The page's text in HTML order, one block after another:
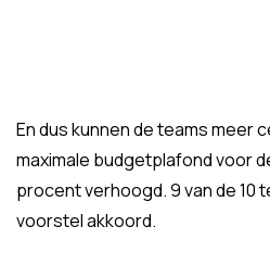
En dus kunnen de teams meer
maximale budgetplafond voor
procent verhoogd. 9 van de 10
voorstel akkoord.